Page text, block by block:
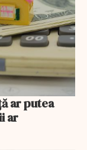
ar putea
ar